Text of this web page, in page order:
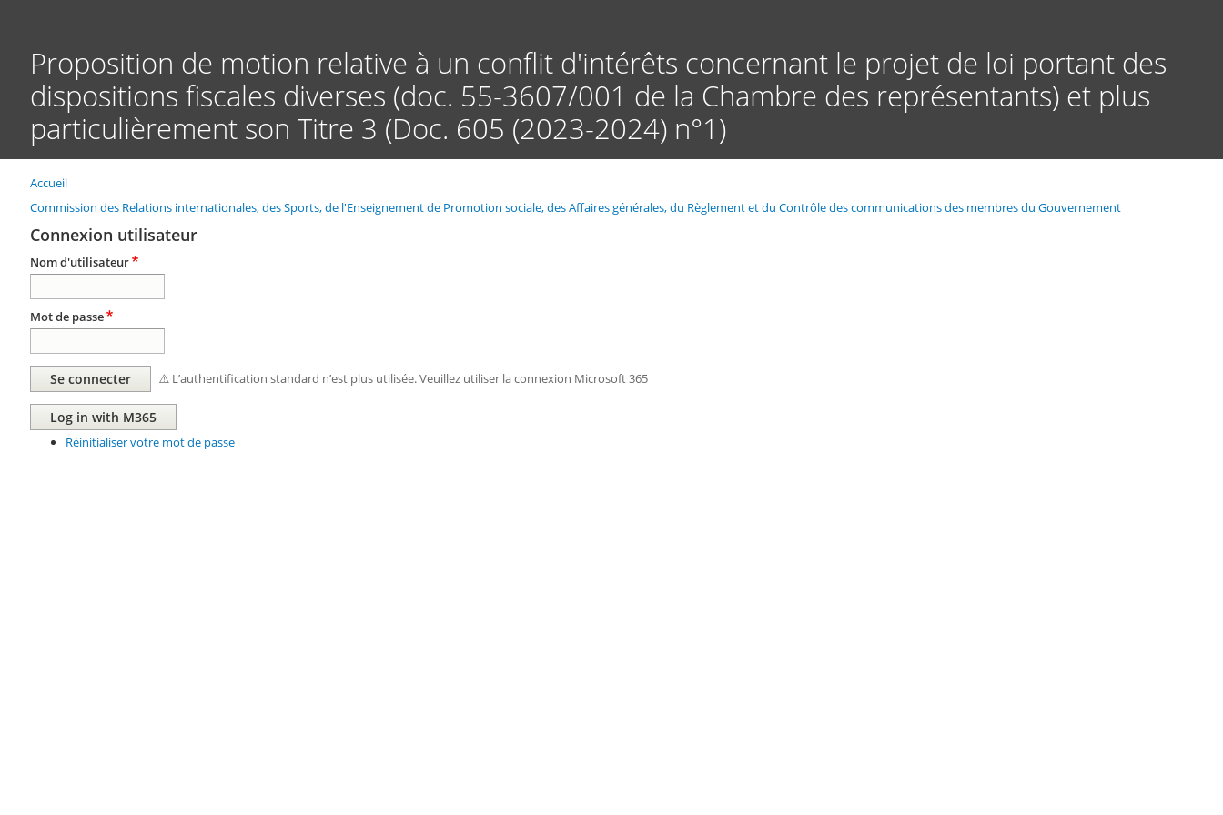
principal
Proposition de motion relative à un conflit d'intérêts concernant le projet de loi portant des
dispositions fiscales diverses (doc. 55-3607/001 de la Chambre des représentants) et plus
particulièrement son Titre 3 (Doc. 605 (2023-2024) n°1)
Fil
d'Ariane
Accueil
Commission des Relations internationales, des Sports, de l'Enseignement de Promotion sociale, des Affaires générales, du Règlement et du Contrôle des communications des membres du Gouvernement
Connexion utilisateur
Nom d'utilisateur
Mot de passe
⚠️ L’authentification standard n’est plus utilisée. Veuillez utiliser la connexion Microsoft 365
Réinitialiser votre mot de passe